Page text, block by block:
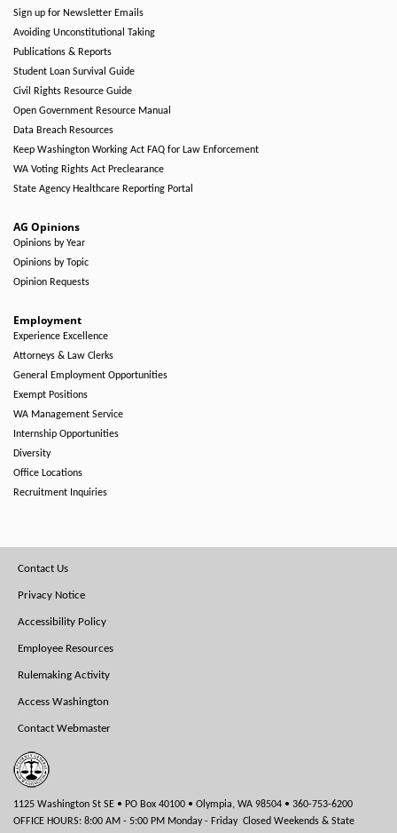
Sign up for Newsletter Emails
Avoiding Unconstitutional Taking
Publications & Reports
Student Loan Survival Guide
Civil Rights Resource Guide
Open Government Resource Manual
Data Breach Resources
Keep Washington Working Act FAQ for Law Enforcement
WA Voting Rights Act Preclearance
State Agency Healthcare Reporting Portal
AG Opinions
Opinions by Year
Opinions by Topic
Opinion Requests
Employment
Experience Excellence
Attorneys & Law Clerks
General Employment Opportunities
Exempt Positions
WA Management Service
Internship Opportunities
Diversity
Office Locations
Recruitment Inquiries
Footer
Menu
Contact Us
Privacy Notice
Accessibility Policy
Employee Resources
Rulemaking Activity
Access Washington
Contact Webmaster
1125 Washington St SE • PO Box 40100 • Olympia, WA 98504 • 360-753-6200
OFFICE HOURS: 8:00 AM - 5:00 PM Monday - Friday Closed Weekends & State